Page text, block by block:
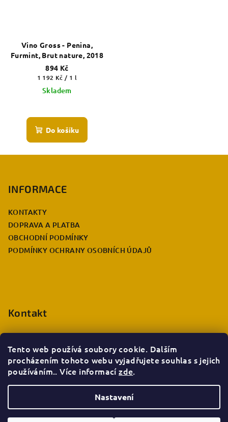
Tento web používá soubory cookie. Dalším
procházením tohoto webu vyjadřujete souhlas s jejich
používáním.. Více informacízde.
Nastavení
Vino Gross - Penina,
Furmint, Brut nature, 2018
894 Kč
Měrná
cena:
1 192 Kč / 1 l
Skladem
Do košíku
INFORMACE
KONTAKTY
DOPRAVA A PLATBA
OBCHODNÍ PODMÍNKY
PODMÍNKY OCHRANY OSOBNÍCH ÚDAJŮ
Kontakt
eshop.info@deccabulla.cz
+420 735 026 980
Decca bulla e-shop
vyhrazena.